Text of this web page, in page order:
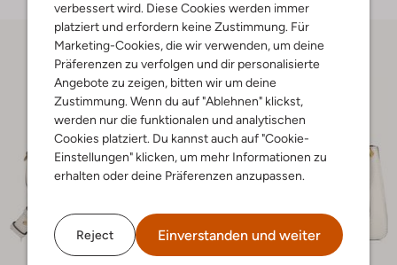
verbessert wird. Diese Cookies werden immer
platziert und erfordern keine Zustimmung. Für
Marketing-Cookies, die wir verwenden, um deine
Präferenzen zu verfolgen und dir personalisierte
Angebote zu zeigen, bitten wir um deine
Zustimmung. Wenn du auf "Ablehnen" klickst,
werden nur die funktionalen und analytischen
Cookies platziert. Du kannst auch auf "Cookie-
Einstellungen" klicken, um mehr Informationen zu
erhalten oder deine Präferenzen anzupassen.
Reject Einverstanden und weiter